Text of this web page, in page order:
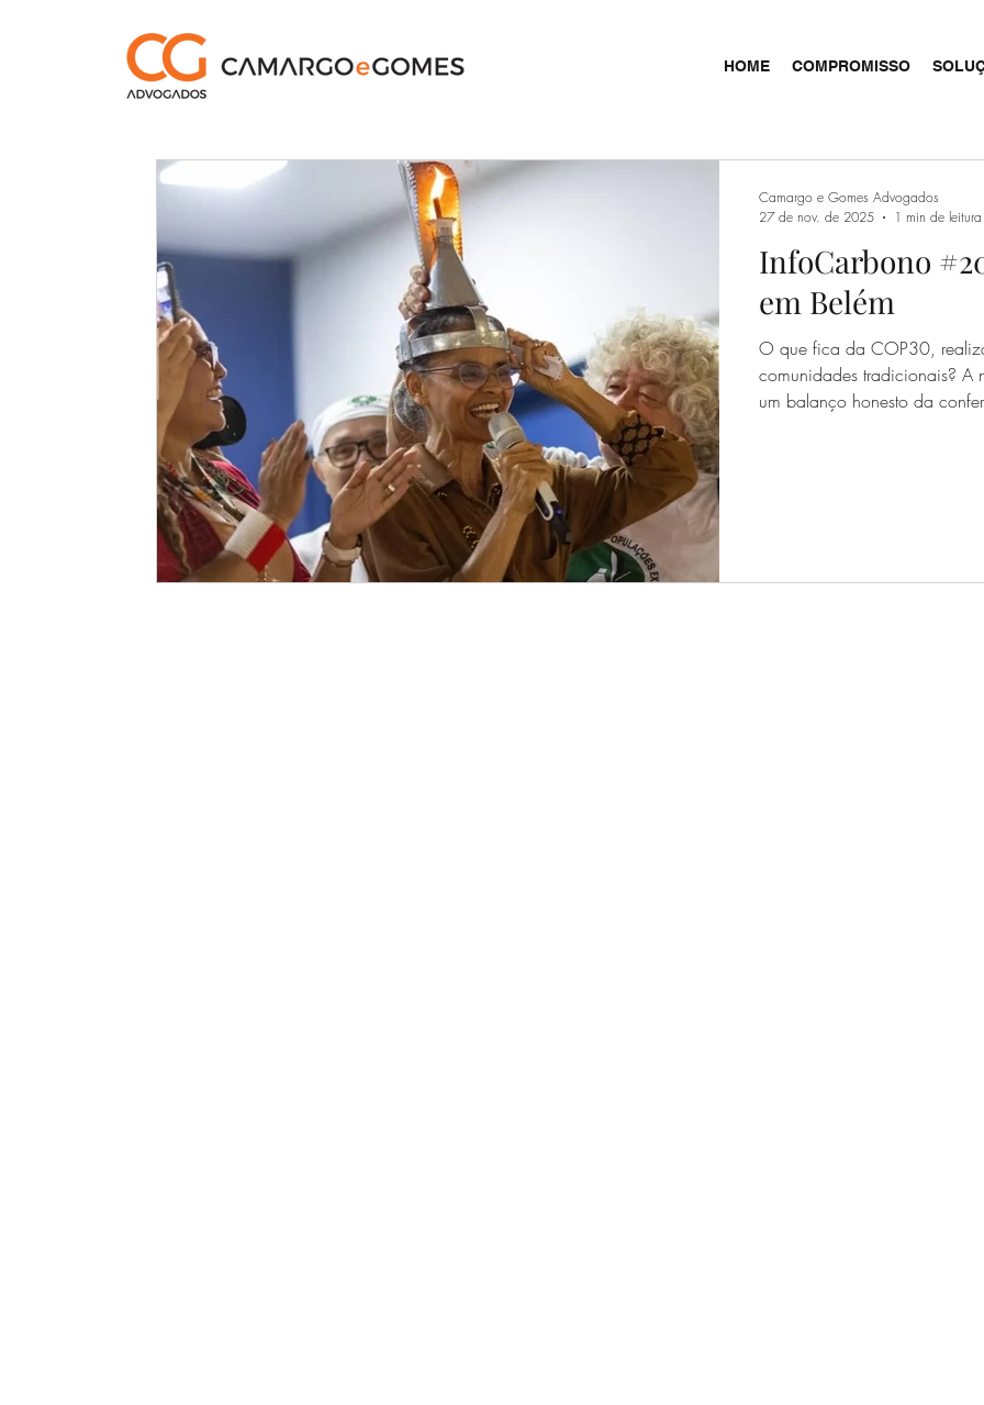
HOME COMPROMISSO
InfoCarbono
em Belém
O que fica da COP30,
comunidades tradicionais?
um balanço honesto da
Camargo e Gomes Advogados
27 de nov. de 2025
1 min de leitura